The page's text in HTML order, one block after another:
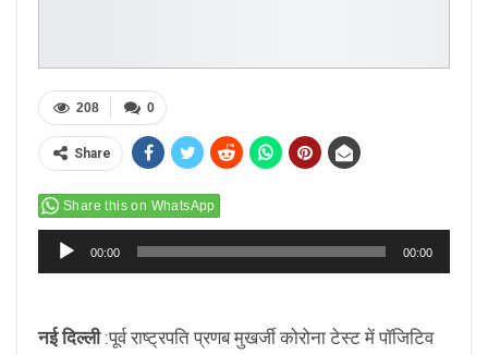
0
208
Share
Share this on WhatsApp
Audio
Player
00:00 00:00
नई दिल्ली:पूर्व राष्ट्रपति प्रणब मुखर्जी कोरोना टेस्ट में पॉजिटिव